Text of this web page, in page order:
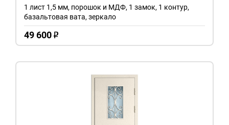
49 600 o
1 лист 1,5 мм, порошок и МДФ, 1 замок, 1 контур,
базальтовая вата, зеркало